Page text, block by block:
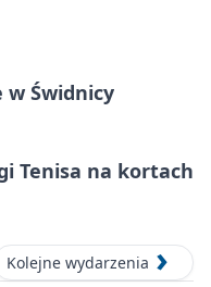
Świdnicy
Tenisa na kortach
Kolejne wydarzenia